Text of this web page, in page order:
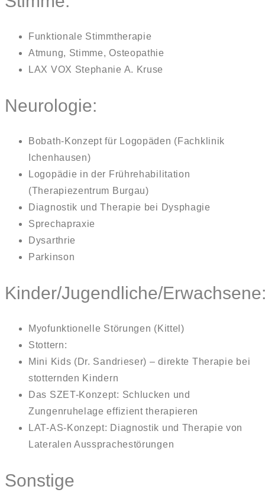
Funktionale Stimmtherapie
Atmung, Stimme, Osteopathie
LAX VOX Stephanie A. Kruse
Neurologie:
Bobath-Konzept für Logopäden (Fachklinik
Ichenhausen)
Logopädie in der Frührehabilitation
(Therapiezentrum Burgau)
Diagnostik und Therapie bei Dysphagie
Sprechapraxie
Dysarthrie
Parkinson
Kinder/Jugendliche/
Myofunktionelle Störungen (Kittel)
Stottern:
Mini Kids (Dr. Sandrieser) – direkte Therapie bei
stotternden Kindern
Das SZET-Konzept: Schlucken und
Zungenruhelage effizient therapieren
LAT-AS-Konzept: Diagnostik und Therapie von
Lateralen Aussprachestörungen
Sonstige